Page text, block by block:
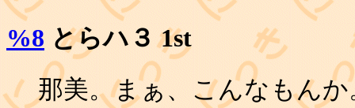
%8 とらハ３ 1st
那美。まぁ、こんなもん